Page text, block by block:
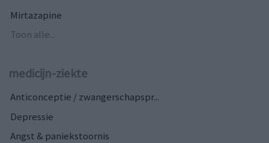
Mirtazapine
Toon alle...
medicijn-ziekte
Anticonceptie / zwangerschapspr...
Depressie
Angst & paniekstoornis